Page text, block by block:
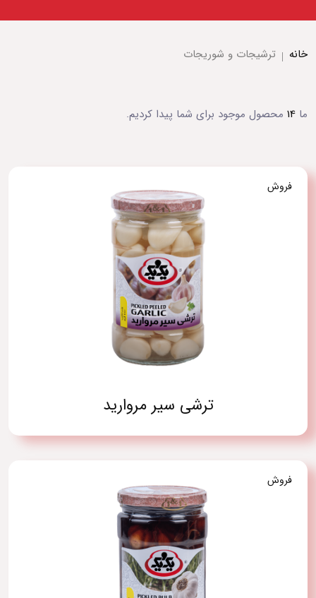
خانه ترشیجات و شوریجات
ما 14 محصول موجود برای شما پیدا کردیم.
فروش
ترشی سیر مروارید
فروش